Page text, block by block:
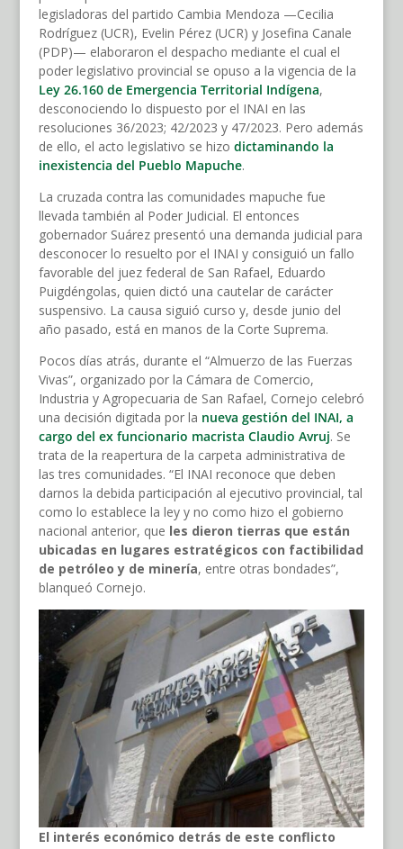
legisladoras del partido Cambia Mendoza —Cecilia
Rodríguez (UCR), Evelin Pérez (UCR) y Josefina Canale
(PDP)— elaboraron el despacho mediante el cual el
poder legislativo provincial se opuso a la vigencia de la
Ley 26.160 de Emergencia Territorial Indígena,
desconociendo lo dispuesto por el INAI en las
resoluciones 36/2023; 42/2023 y 47/2023. Pero además
de ello, el acto legislativo se hizo dictaminando la
inexistencia del Pueblo Mapuche.
La cruzada contra las comunidades mapuche fue
llevada también al Poder Judicial. El entonces
gobernador Suárez presentó una demanda judicial para
desconocer lo resuelto por el INAI y consiguió un fallo
favorable del juez federal de San Rafael, Eduardo
Puigdéngolas, quien dictó una cautelar de carácter
suspensivo. La causa siguió curso y, desde junio del
año pasado, está en manos de la Corte Suprema.
Pocos días atrás, durante el “Almuerzo de las Fuerzas
Vivas”, organizado por la Cámara de Comercio,
Industria y Agropecuaria de San Rafael, Cornejo celebró
una decisión digitada por la nueva gestión del INAI, a
cargo del ex funcionario macrista Claudio Avruj. Se
trata de la reapertura de la carpeta administrativa de
las tres comunidades. “El INAI reconoce que deben
darnos la debida participación al ejecutivo provincial, tal
como lo establece la ley y no como hizo el gobierno
nacional anterior, que les dieron tierras que están
ubicadas en lugares estratégicos con factibilidad
de petróleo y de minería, entre otras bondades”,
blanqueó Cornejo.
El interés económico detrás de este conflicto